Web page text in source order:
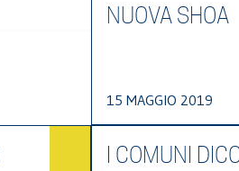
NUOVA SHOA
15 MAGGIO 2019
I COMUNI